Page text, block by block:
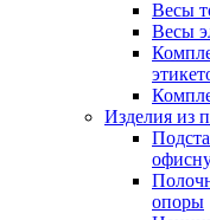
Весы
Весы
Изделия из
опоры